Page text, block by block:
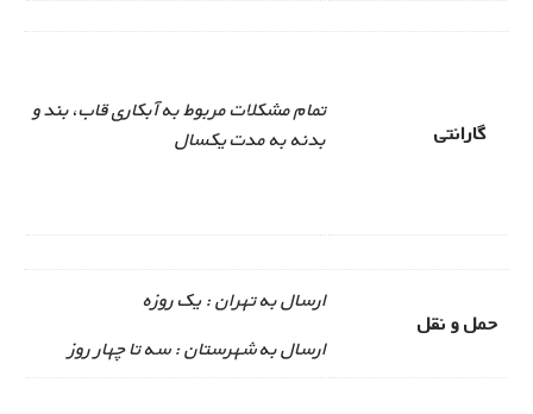
گارانتی
تمام مشکلات مربوط به آبکاری قاب، بند و
بدنه به مدت یکسال
حمل و نقل
ارسال به تهران : یک روزه
ارسال به شهرستان : سه تا چهار روز